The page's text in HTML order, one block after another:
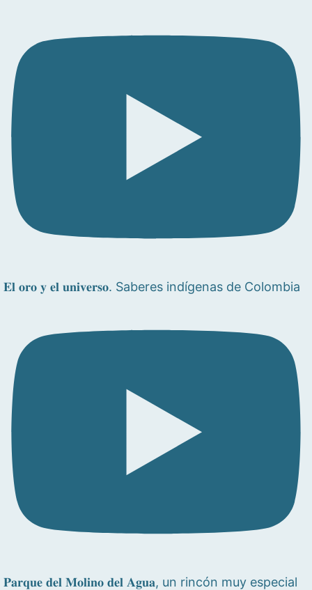
𝐄𝐥 𝐨𝐫𝐨 𝐲 𝐞𝐥 𝐮𝐧𝐢𝐯𝐞𝐫𝐬𝐨. Saberes indígenas de Colombia
𝐏𝐚𝐫𝐪𝐮𝐞 𝐝𝐞𝐥 𝐌𝐨𝐥𝐢𝐧𝐨 𝐝𝐞𝐥 𝐀𝐠𝐮𝐚, un rincón muy especial